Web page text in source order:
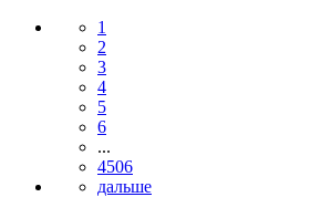
1
2
3
4
5
6
...
4506